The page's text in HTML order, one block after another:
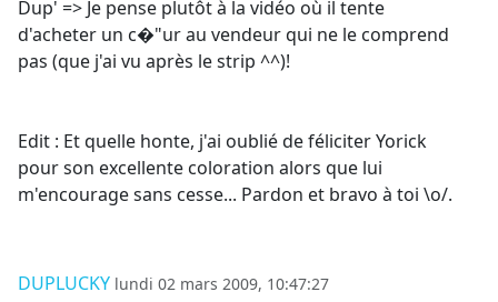
Dup' => Je pense plutôt à la vidéo où il tente
d'acheter un c�"ur au vendeur qui ne le comprend
pas (que j'ai vu après le strip ^^)!
Edit : Et quelle honte, j'ai oublié de féliciter Yorick
pour son excellente coloration alors que lui
m'encourage sans cesse... Pardon et bravo à toi \o/.
DUPLUCKY lundi 02 mars 2009, 10:47:27